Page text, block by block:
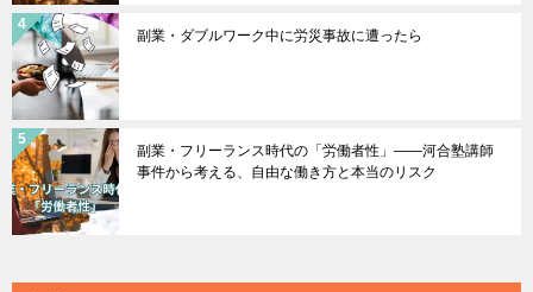
副業・ダブルワーク中に労災事故に遭ったら
副業・フリーランス時代の「労働者性」――河合塾講師
事件から考える、自由な働き方と本当のリスク